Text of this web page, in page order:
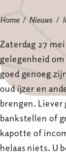
Home Nieuws
Zaterdag 27
gelegenheid
goed genoeg
oud ijzer en
brengen. Liever
bankstellen of
kapotte of
helaas niets. U